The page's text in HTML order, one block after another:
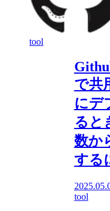
tool
で共
にデ
ると
数か
する
tool